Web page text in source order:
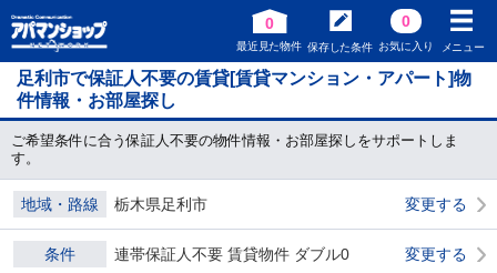
0
最近見た物件 保存した条件
0
お気に入り メニュー
足利市で保証人不要の賃貸[賃貸マンション・アパート]物
件情報・お部屋探し
ご希望条件に合う保証人不要の物件情報・お部屋探しをサポートしま
す。
地域・路線 栃木県足利市 変更する
条件 連帯保証人不要 賃貸物件 ダブル0 変更する